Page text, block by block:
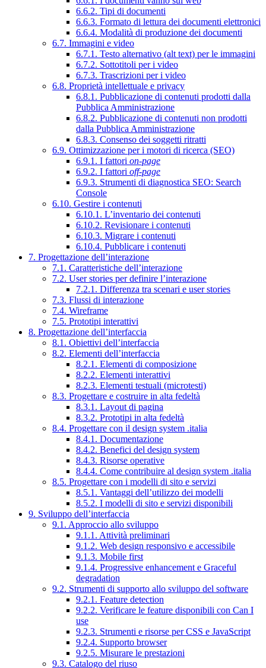
6.6.2. Tipi di documenti
6.6.3. Formato di lettura dei documenti elettronici
6.6.4. Modalità di produzione dei documenti
6.7. Immagini e video
6.7.1. Testo alternativo (alt text) per le immagini
6.7.2. Sottotitoli per i video
6.7.3. Trascrizioni per i video
6.8. Proprietà intellettuale e privacy
6.8.1. Pubblicazione di contenuti prodotti dalla
Pubblica Amministrazione
6.8.2. Pubblicazione di contenuti non prodotti
dalla Pubblica Amministrazione
6.8.3. Consenso dei soggetti ritratti
6.9. Ottimizzazione per i motori di ricerca (SEO)
6.9.1. I fattori on-page
6.9.2. I fattori off-page
6.9.3. Strumenti di diagnostica SEO: Search
Console
6.10. Gestire i contenuti
6.10.1. L’inventario dei contenuti
6.10.2. Revisionare i contenuti
6.10.3. Migrare i contenuti
6.10.4. Pubblicare i contenuti
7. Progettazione dell’interazione
7.1. Caratteristiche dell’interazione
7.2. User stories per definire l’interazione
7.2.1. Differenza tra scenari e user stories
7.3. Flussi di interazione
7.4. Wireframe
7.5. Prototipi interattivi
8. Progettazione dell’interfaccia
8.1. Obiettivi dell’interfaccia
8.2. Elementi dell’interfaccia
8.2.1. Elementi di composizione
8.2.2. Elementi interattivi
8.2.3. Elementi testuali (microtesti)
8.3. Progettare e costruire in alta fedeltà
8.3.1. Layout di pagina
8.3.2. Prototipi in alta fedeltà
8.4. Progettare con il design system .italia
8.4.1. Documentazione
8.4.2. Benefici del design system
8.4.3. Risorse operative
8.4.4. Come contribuire al design system .italia
8.5. Progettare con i modelli di sito e servizi
8.5.1. Vantaggi dell’utilizzo dei modelli
8.5.2. I modelli di sito e servizi disponibili
9. Sviluppo dell’interfaccia
9.1. Approccio allo sviluppo
9.1.1. Attività preliminari
9.1.2. Web design responsivo e accessibile
9.1.3. Mobile first
9.1.4. Progressive enhancement e Graceful
degradation
9.2. Strumenti di supporto allo sviluppo del software
9.2.1. Feature detection
9.2.2. Verificare le feature disponibili con Can I
use
9.2.3. Strumenti e risorse per CSS e JavaScript
9.2.4. Supporto browser
9.2.5. Misurare le prestazioni
9.3. Catalogo del riuso